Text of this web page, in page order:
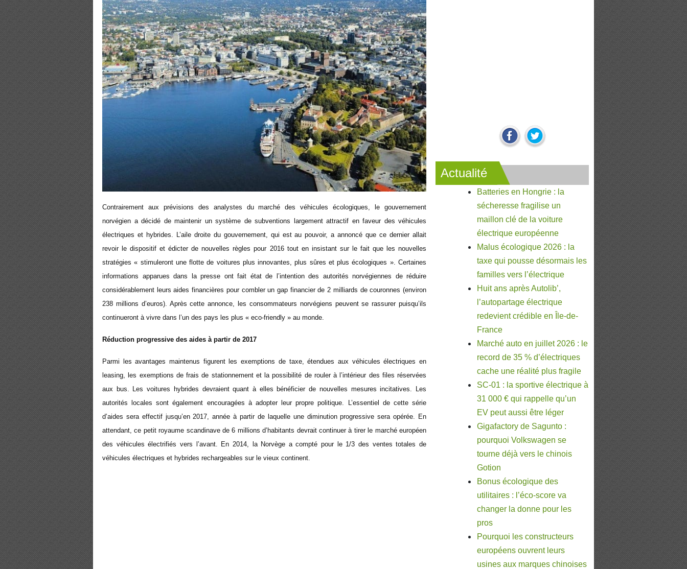
Contrairement aux prévisions des analystes du marché des véhicules écologiques, le gouvernement
norvégien a décidé de maintenir un système de subventions largement attractif en faveur des véhicules
électriques et hybrides. L’aile droite du gouvernement, qui est au pouvoir, a annoncé que ce dernier allait
revoir le dispositif et édicter de nouvelles règles pour 2016 tout en insistant sur le fait que les nouvelles
stratégies « stimuleront une flotte de voitures plus innovantes, plus sûres et plus écologiques ». Certaines
informations apparues dans la presse ont fait état de l’intention des autorités norvégiennes de réduire
considérablement leurs aides financières pour combler un gap financier de 2 milliards de couronnes (environ
238 millions d’euros). Après cette annonce, les consommateurs norvégiens peuvent se rassurer puisqu’ils
continueront à vivre dans l’un des pays les plus « eco-friendly » au monde.
Réduction progressive des aides à partir de 2017
Parmi les avantages maintenus figurent les exemptions de taxe, étendues aux véhicules électriques en
leasing, les exemptions de frais de stationnement et la possibilité de rouler à l’intérieur des files réservées
aux bus. Les voitures hybrides devraient quant à elles bénéficier de nouvelles mesures incitatives. Les
autorités locales sont également encouragées à adopter leur propre politique. L’essentiel de cette série
d’aides sera effectif jusqu’en 2017, année à partir de laquelle une diminution progressive sera opérée. En
attendant, ce petit royaume scandinave de 6 millions d’habitants devrait continuer à tirer le marché européen
des véhicules électrifiés vers l’avant. En 2014, la Norvège a compté pour le 1/3 des ventes totales de
véhicules électriques et hybrides rechargeables sur le vieux continent.
Actualité
Batteries en Hongrie : la
sécheresse fragilise un
maillon clé de la voiture
électrique européenne
Malus écologique 2026 : la
taxe qui pousse désormais les
familles vers l’électrique
Huit ans après Autolib’,
l’autopartage électrique
redevient crédible en Île-de-
France
Marché auto en juillet 2026 : le
record de 35 % d’électriques
cache une réalité plus fragile
SC-01 : la sportive électrique à
31 000 € qui rappelle qu’un
EV peut aussi être léger
Gigafactory de Sagunto :
pourquoi Volkswagen se
tourne déjà vers le chinois
Gotion
Bonus écologique des
utilitaires : l’éco-score va
changer la donne pour les
pros
Pourquoi les constructeurs
européens ouvrent leurs
usines aux marques chinoises